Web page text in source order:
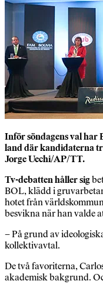
Inför söndagens val har
land där kandidaterna
Jorge Uechi/AP/TT.
Tv-debatten håller sig
BOL, klädd i
hotet från
besvikna när han valde
– På grund av
kollektivavtal.
De två favoriterna,
akademisk bakgrund.